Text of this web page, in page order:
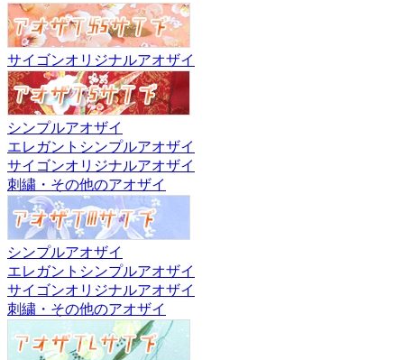
サイゴンオリジナルアオザイ
シンプルアオザイ
エレガントシンプルアオザイ
サイゴンオリジナルアオザイ
刺繍・その他のアオザイ
シンプルアオザイ
エレガントシンプルアオザイ
サイゴンオリジナルアオザイ
刺繍・その他のアオザイ